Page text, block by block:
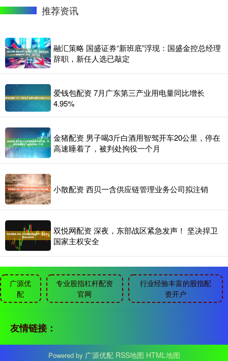
推荐资讯
融汇策略 国盛证券“新班底”浮现：国盛金控总经理
辞职，新任人选已敲定
爱钱包配资 7月广东第三产业用电量同比增长
4.95%
金猪配资 男子喝3斤白酒用智驾开车20公里，停在
高速睡着了，被判处拘役一个月
小散配资 西贝一含供应链管理业务公司拟注销
双悦网配资 深夜，东部战区紧急发声！ 坚决捍卫
国家主权安全
广源优
配
专业股指杠杆配资
官网
行业经验丰富的股指配
资开户
友情链接：
Powered by 广源优配 RSS地图 HTML地图